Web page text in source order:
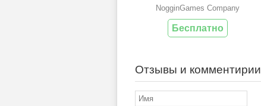
NogginGames Company
Бесплатно
Отзывы и комментирии